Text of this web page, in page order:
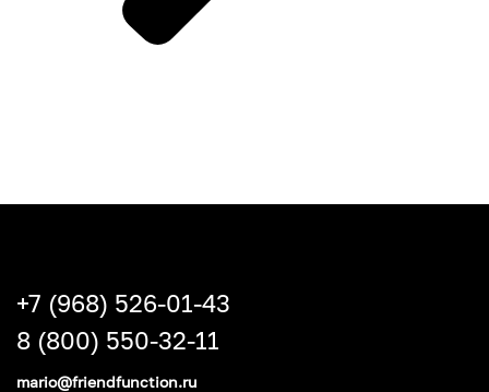
+7 (968) 526-01-43
8 (800) 550-32-11
mario@friendfunction.ru